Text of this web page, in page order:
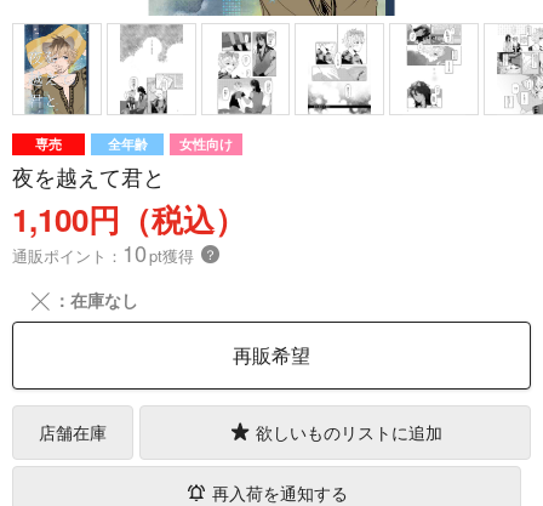
専売 全年齢 女性向け
夜を越えて君と
1,100円（税込）
通販ポイント： 10pt獲得 ？
╳ ：在庫なし
再販希望
店舗在庫 欲しいものリストに追加
再入荷を通知する